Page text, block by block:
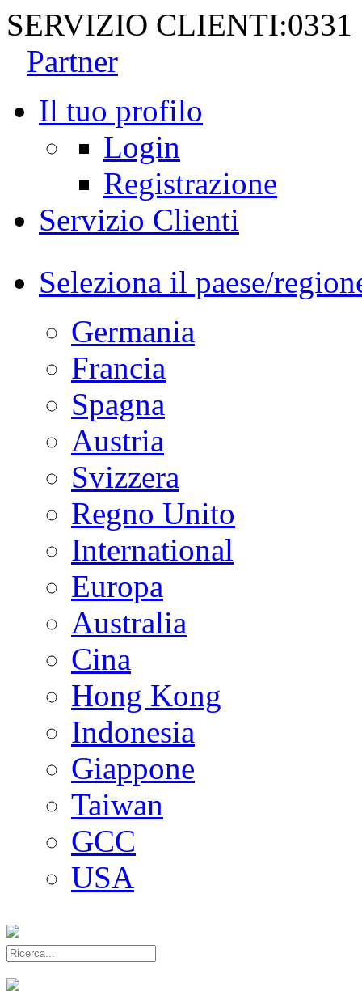
SERVIZIO CLIENTI:0331
Partner
Il tuo profilo
Login
Registrazione
Servizio Clienti
Seleziona il paese/
Germania
Francia
Spagna
Austria
Svizzera
Regno Unito
International
Europa
Australia
Cina
Hong Kong
Indonesia
Giappone
Taiwan
GCC
USA